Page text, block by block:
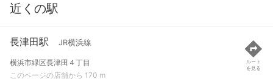
近くの駅
長津田駅 JR横浜線
横浜市緑区長津田４丁目
このページの店舗から 170 m
ルート
を見る